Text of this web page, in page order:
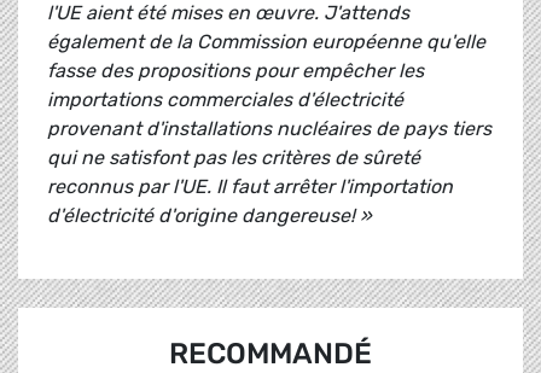
l'UE aient été mises en œuvre. J'attends
également de la Commission européenne qu'elle
fasse des propositions pour empêcher les
importations commerciales d'électricité
provenant d'installations nucléaires de pays tiers
qui ne satisfont pas les critères de sûreté
reconnus par l'UE. Il faut arrêter l'importation
d'électricité d'origine dangereuse! »
RECOMMANDÉ